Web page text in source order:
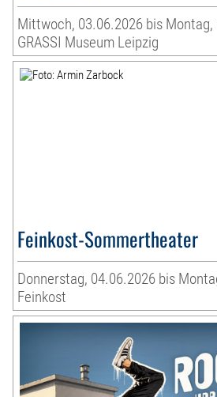
Mittwoch, 03.06.2026 bis Montag,
GRASSI Museum Leipzig
Feinkost-Sommertheater
Donnerstag, 04.06.2026 bis
Feinkost